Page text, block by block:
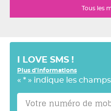
Tous les
I LOVE SMS !
Plus d'informations
« * » indique les